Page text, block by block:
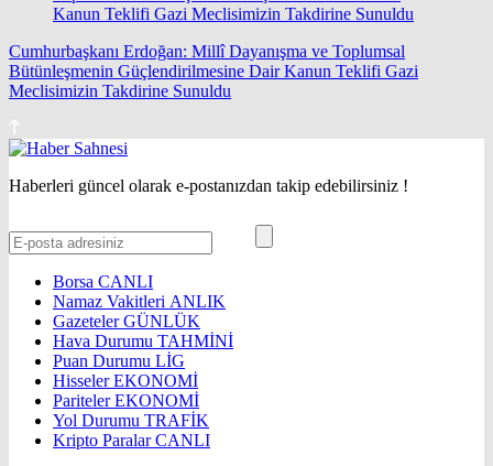
Cumhurbaşkanı Erdoğan: Millî Dayanışma ve Toplumsal
Bütünleşmenin Güçlendirilmesine Dair Kanun Teklifi Gazi
Meclisimizin Takdirine Sunuldu
Haberleri güncel olarak e-postanızdan takip edebilirsiniz !
Borsa CANLI
Namaz Vakitleri ANLIK
GazetelerGÜNLÜK
Hava Durumu TAHMİNİ
Puan Durumu LİG
HisselerEKONOMİ
ParitelerEKONOMİ
Yol Durumu TRAFİK
Kripto ParalarCANLI